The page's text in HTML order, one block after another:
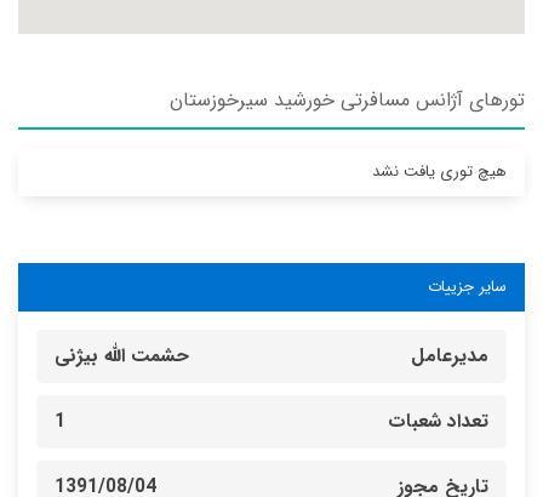
تورهای آژانس مسافرتی خورشيد سيرخوزستان
هیچ توری یافت نشد
سایر جزییات
مدیرعامل حشمت الله بیژنی
تعداد شعبات 1
تاریخ مجوز 1391/08/04